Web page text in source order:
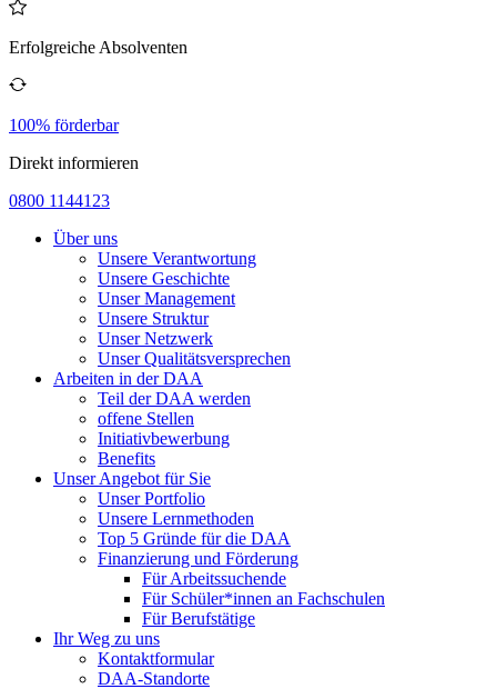
Erfolgreiche Absolventen
100% förderbar
Direkt informieren
0800 1144123
Über uns
Unsere Verantwortung
Unsere Geschichte
Unser Management
Unsere Struktur
Unser Netzwerk
Unser Qualitätsversprechen
Arbeiten in der DAA
Teil der DAA werden
offene Stellen
Initiativbewerbung
Benefits
Unser Angebot für Sie
Unser Portfolio
Unsere Lernmethoden
Top 5 Gründe für die DAA
Finanzierung und Förderung
Für Arbeitssuchende
Für Schüler*innen an Fachschulen
Für Berufstätige
Ihr Weg zu uns
Kontaktformular
DAA-Standorte